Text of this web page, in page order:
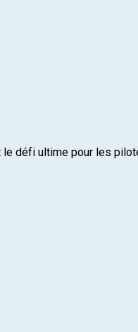
le défi ultime pour les